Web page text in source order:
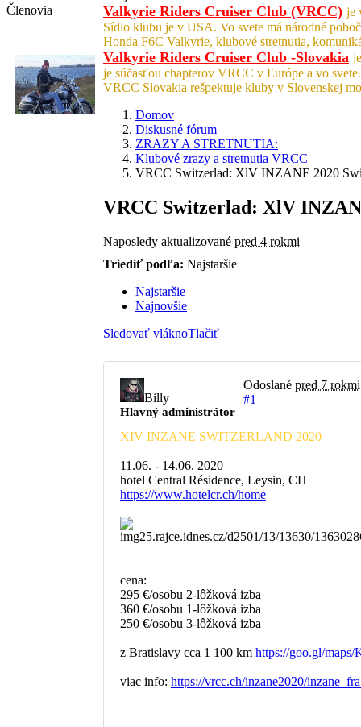
Členovia Valkyrie Riders Cruiser Club (VRCC) je
Sídlo klubu je v USA. Vo svete má národné
Honda F6C Valkyrie, klubové stretnutia,
Valkyrie Riders Cruiser Club -Slovakia
je súčasťou chapterov VRCC v Európe a vo svete.
VRCC Slovakia rešpektuje kluby v Slovenskej
Domov
Diskusné fórum
ZRAZY A STRETNUTIA:
Klubové zrazy a stretnutia VRCC
VRCC Switzerlad: XlV INZANE 2020
VRCC Switzerlad: XlV
Naposledy aktualizované pred 4 rokmi
Triediť podľa: Najstaršie
Najstaršie
Najnovšie
Sledovať vláknoTlačiť
Billy
Hlavný administrátor
Odoslané pred 7 rokmi
#1
XIV INZANE SWITZERLAND 2020
11.06. - 14.06. 2020
hotel Central Résidence, Leysin, CH
https://www.hotelcr.ch/home
cena:
295 €/osobu 2-lôžková izba
360 €/osobu 1-lôžková izba
250 €/osobu 3-lôžková izba
z Bratislavy cca 1 100 km https://goo.gl/
viac info: https://vrcc.ch/inzane2020/